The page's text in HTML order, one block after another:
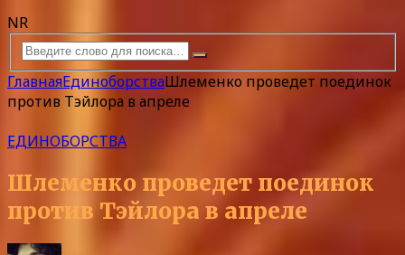
NR
ГлавнаяЕдиноборстваШлеменко проведет поединок
против Тэйлора в апреле
ЕДИНОБОРСТВА
Шлеменко проведет поединок
против Тэйлора в апреле